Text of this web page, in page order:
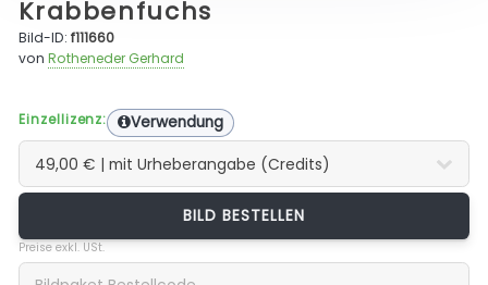
Krabbenfuchs
Bild-ID:f111660
vonRotheneder Gerhard
Einzellizenz: Verwendung
BILD BESTELLEN
Preise exkl. USt.